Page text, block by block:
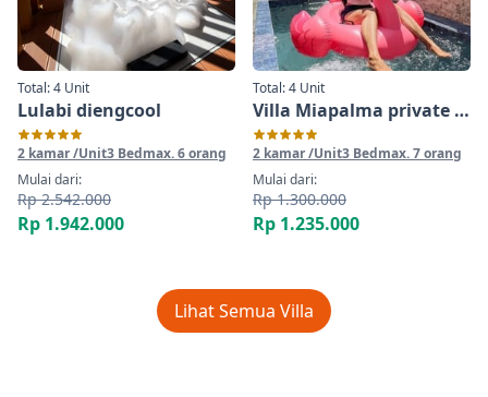
Total: 4 Unit
Lulabi diengcool
2 kamar /Unit3 Bedmax. 6 orang
Mulai dari:
Rp 2.542.000
Rp 1.942.000
Total: 4 Unit
Villa Miapalma private pool by Diengcool
2 kamar /Unit3 Bedmax. 7 orang
Mulai dari:
Rp 1.300.000
Rp 1.235.000
Lihat Semua Villa